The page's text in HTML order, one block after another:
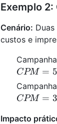
Exemplo 2:
Cenário:
custos e
CPM = 5
CPM = 3
Impacto